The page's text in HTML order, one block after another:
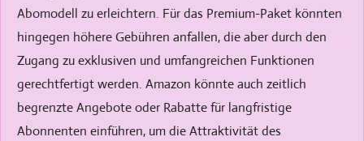
Abomodell zu erleichtern. Für das Premium-Paket könnten
hingegen höhere Gebühren anfallen, die aber durch den
Zugang zu exklusiven und umfangreichen Funktionen
gerechtfertigt werden. Amazon könnte auch zeitlich
begrenzte Angebote oder Rabatte für langfristige
Abonnenten einführen, um die Attraktivität des